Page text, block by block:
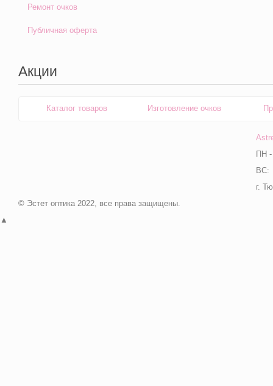
Ремонт очков
Публичная оферта
Акции
Каталог товаров Изготовление очков
ПН
г.
© Эстет оптика 2022, все права защищены.
▲